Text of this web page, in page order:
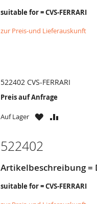
suitable for = CVS-FERRARI
zur Preis-und Lieferauskunft
522402 CVS-FERRARI
Preis auf Anfrage
Auf Lager
ZU
ZU
522402
Artikelbeschreibung =
suitable for = CVS-FERRARI